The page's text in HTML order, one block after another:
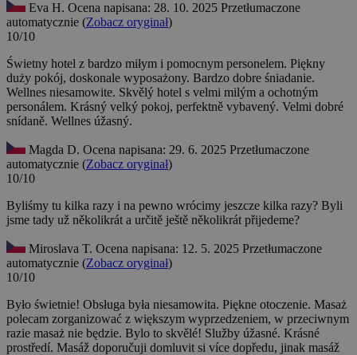
Eva H. Ocena napisana: 28. 10. 2025 Przetłumaczone
automatycznie (Zobacz oryginał)
10/10
Świetny hotel z bardzo miłym i pomocnym personelem. Piękny
duży pokój, doskonale wyposażony. Bardzo dobre śniadanie.
Wellnes niesamowite. Skvělý hotel s velmi milým a ochotným
personálem. Krásný velký pokoj, perfektně vybavený. Velmi dobré
snídaně. Wellnes úžasný.
Magda D. Ocena napisana: 29. 6. 2025 Przetłumaczone
automatycznie (Zobacz oryginał)
10/10
Byliśmy tu kilka razy i na pewno wrócimy jeszcze kilka razy? Byli
jsme tady už několikrát a určitě ještě několikrát přijedeme?
Miroslava T. Ocena napisana: 12. 5. 2025 Przetłumaczone
automatycznie (Zobacz oryginał)
10/10
Było świetnie! Obsługa była niesamowita. Piękne otoczenie. Masaż
polecam zorganizować z większym wyprzedzeniem, w przeciwnym
razie masaż nie będzie. Bylo to skvělé! Služby úžasné. Krásné
prostředí. Masáž doporučuji domluvit si více dopředu, jinak masáž